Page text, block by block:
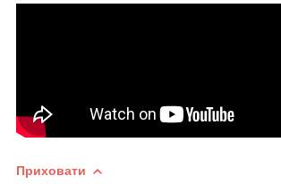
Приховати